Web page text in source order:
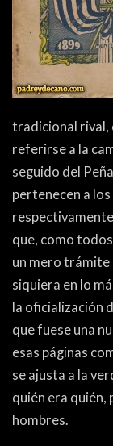
tradicional rival,
referirse a la
seguido del
pertenecen a
que, como
un mero trámite
siquiera en lo
la oficialización
que fuese una
esas páginas
se ajusta a la
quién era quién,
hombres.